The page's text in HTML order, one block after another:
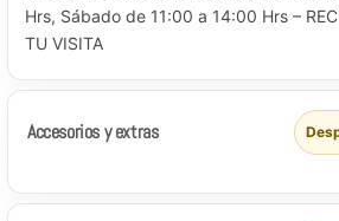
Hrs, Sábado de 11:00 a 14:00 Hrs –
TU VISITA
Accesorios y extras